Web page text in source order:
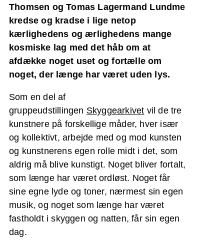
Thomsen og Tomas Lagermand Lundme
kredse og kradse i lige netop
kærlighedens og ærlighedens mange
kosmiske lag med det håb om at
afdække noget uset og fortælle om
noget, der længe har været uden lys.
Som en del af
gruppeudstillingen Skyggearkivet vil de tre
kunstnere på forskellige måder, hver især
og kollektivt, arbejde med og mod kunsten
og kunstnerens egen rolle midt i det, som
aldrig må blive kunstigt. Noget bliver fortalt,
som længe har været ordløst. Noget får
sine egne lyde og toner, nærmest sin egen
musik, og noget som længe har været
fastholdt i skyggen og natten, får sin egen
dag.